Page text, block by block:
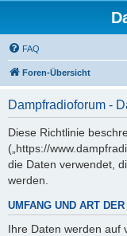
FAQ
Foren-Übersicht
Dampfradioforum -
Diese Richtlinie
(„https://
die Daten verwendet,
werden.
UMFANG UND ART
Ihre Daten werden auf